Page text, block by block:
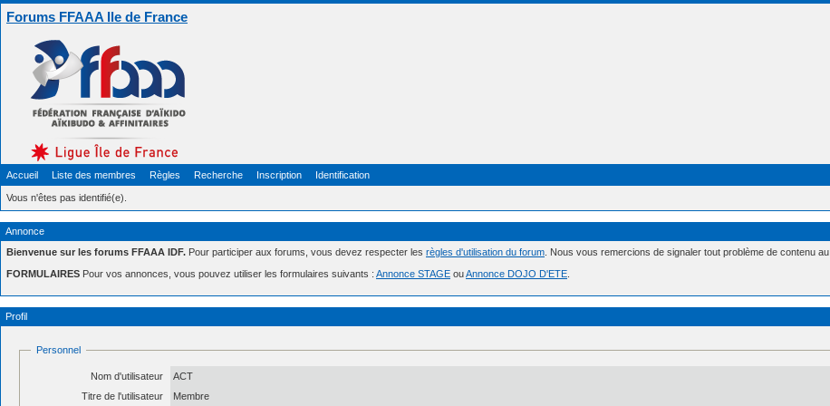
Forums FFAAA Ile de France
Accueil Liste des membres Règles Recherche Inscription Identification
Vous n'êtes pas identifié(e).
Annonce
Bienvenue sur les forums FFAAA IDF. Pour participer aux forums, vous devez respecter les règles d'utilisation du forum . Nous vous remercions de signaler tout problème de contenu au
FORMULAIRES Pour vos annonces, vous pouvez utiliser les formulaires suivants : Annonce STAGE ouAnnonce DOJO D'ETE
Profil
Personnel
Nom d'utilisateur
ACT
Titre de l'utilisateur
Membre